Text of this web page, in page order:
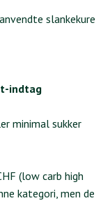
slankekure
indtag
minimal sukker
(low carb high
kategori, men de